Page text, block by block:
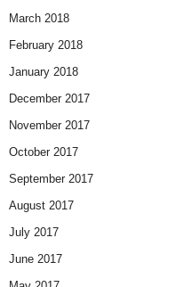
March 2018
February 2018
January 2018
December 2017
November 2017
October 2017
September 2017
August 2017
July 2017
June 2017